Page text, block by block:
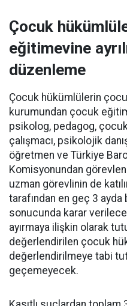
Çocuk
eğitimevine
düzenleme
Çocuk hükümlülerin
kurumundan çocuk
psikolog, pedagog,
çalışmacı, psikolojik
öğretmen ve Türkiye
Komisyonundan
uzman görevlinin de
tarafından en geç 3
sonucunda karar
ayırmaya ilişkin olarak
değerlendirilen çocuk
değerlendirilmeye tabi
geçemeyecek.